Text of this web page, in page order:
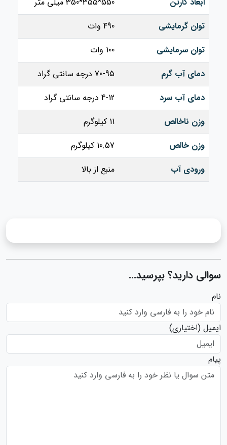
توان گرمایشی
490 وات
توان سرمایشی
100 وات
دمای آب گرم
70-95 درجه سانتی‌ گراد
دمای آب سرد
4-12 درجه سانتی‌ گراد
وزن ناخالص
11 کیلوگرم
وزن خالص
10.57 کیلوگرم
ورودی آب
منبع از بالا
سوالی دارید؟ بپرسید...
نام
ایمیل (اختیاری)
پیام